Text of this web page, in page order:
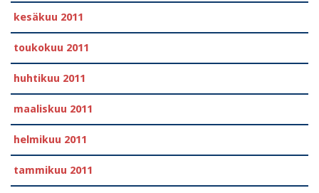
kesäkuu 2011
toukokuu 2011
huhtikuu 2011
maaliskuu 2011
helmikuu 2011
tammikuu 2011